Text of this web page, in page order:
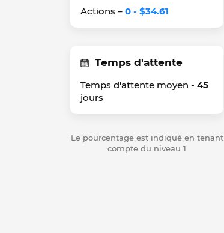
Actions – 0 - $34.61
Temps d'attente
Temps d'attente moyen - 45
jours
Le pourcentage est indiqué en tenant
compte du niveau 1